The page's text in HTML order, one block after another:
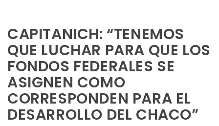
CAPITANICH: “TENEMOS
QUE LUCHAR PARA QUE LOS
FONDOS FEDERALES SE
ASIGNEN COMO
CORRESPONDEN PARA EL
DESARROLLO DEL CHACO”